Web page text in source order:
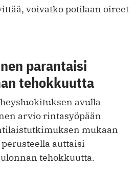
voivatko potilaan oireet
parantaisi
tehokkuutta
avulla
arvio rintasyöpään
mukaan
auttaisi
tehokkuutta.